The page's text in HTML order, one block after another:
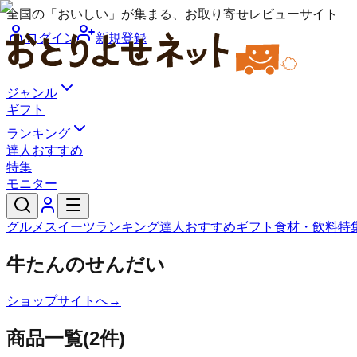
全国の「おいしい」が集まる、お取り寄せレビューサイト
ログイン
新規登録
ジャンル
ギフト
ランキング
達人おすすめ
特集
モニター
グルメ スイーツランキング達人おすすめギフト 食材・飲料特
牛たんのせんだい
ショップサイトへ→
商品一覧(2件)